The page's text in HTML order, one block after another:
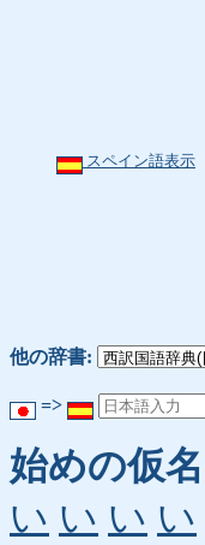
スペイン語表示
他の辞書:
=>
始めの仮名
い い い い